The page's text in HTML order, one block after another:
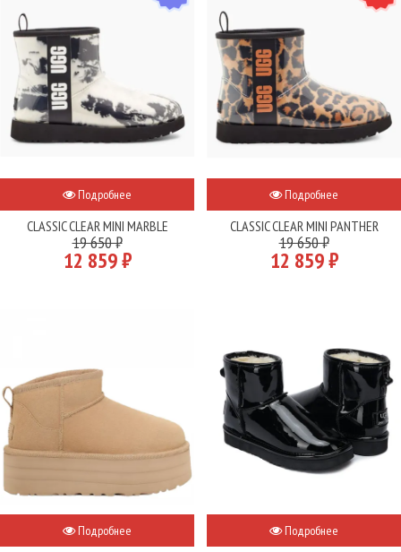
Подробнее
CLASSIC CLEAR MINI MARBLE
19 650 ₽
12 859 ₽
Подробнее
CLASSIC CLEAR MINI PANTHER
19 650 ₽
12 859 ₽
Подробнее Подробнее